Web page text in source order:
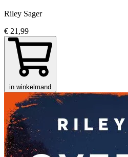
Riley Sager
€ 21,99
in winkelmand